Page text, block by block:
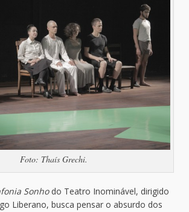
Foto: Thaís Grechi.
Sonhodo Teatro Inominável, dirigido
Liberano, busca pensar o absurdo dos